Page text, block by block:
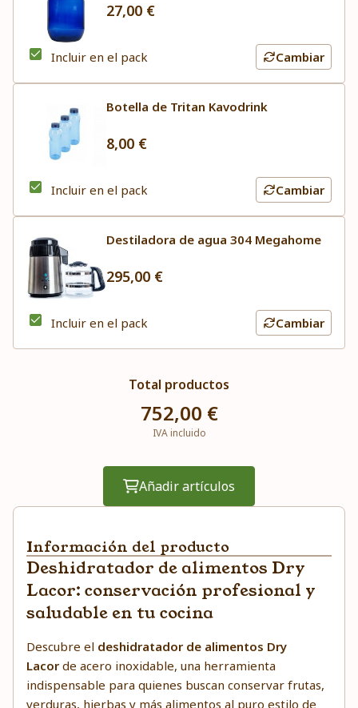
27,00 €
Incluir en el pack Cambiar
Botella de Tritan Kavodrink
8,00 €
Incluir en el pack Cambiar
Destiladora de agua 304 Megahome
295,00 €
Incluir en el pack Cambiar
Total productos
752,00 €
IVA incluido
Añadir artículos
Información del producto
Deshidratador de alimentos Dry
Lacor: conservación profesional y
saludable en tu cocina
Descubre el deshidratador de alimentos Dry
Lacorde acero inoxidable, una herramienta
indispensable para quienes buscan conservar frutas,
verduras, hierbas y más alimentos al puro estilo de